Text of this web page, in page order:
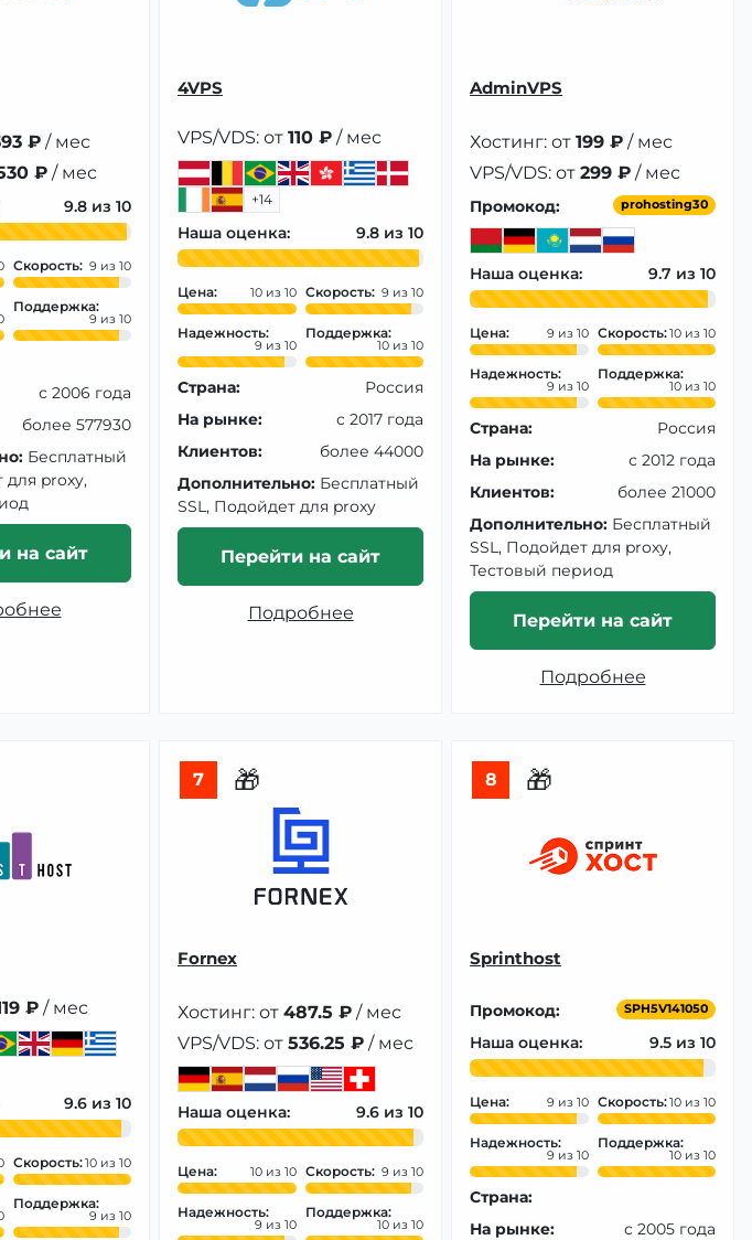
₽ / мес
₽ / мес
9.8
Скорость: 9
Поддержка:
9
с 2006 года
более 577930
Бесплатный
для proxy,
на сайт
4VPS
VPS/VDS: от 110 ₽ / мес
+14
Наша оценка: 9.8
Цена: 10 Скорость: 9
Надежность:
9
Поддержка:
10
Страна:
Россия
На рынке:
с 2017 года
Клиентов:
более 44000
Дополнительно: Бесплатный
SSL, Подойдет для proxy
Перейти на сайт
Подробнее
AdminVPS
Хостинг: от 199 ₽ / мес
VPS/VDS: от 299 ₽ / мес
Промокод: prohosting30
Наша оценка: 9.7
Цена: 9 Скорость:10
Надежность:
9
Поддержка:
10
Страна:
Россия
На рынке:
с 2012 года
Клиентов:
более 21000
Дополнительно: Бесплатный
SSL, Подойдет для proxy,
Тестовый период
Перейти на сайт
Подробнее
₽ / мес
9.6
Скорость:10
Поддержка:
9
7 🎁
Fornex
Хостинг: от 487.5 ₽ / мес
VPS/VDS: от 536.25 ₽ / мес
Наша оценка: 9.6
Цена: 10 Скорость: 9
Надежность:
9
Поддержка:
10
8 🎁
Sprinthost
Промокод: SPH5V141050
Наша оценка: 9.5
Цена: 9 Скорость:10
Надежность:
9
Поддержка:
10
Страна:
На рынке:
с 2005 года